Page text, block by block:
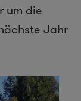
um die
Jahr